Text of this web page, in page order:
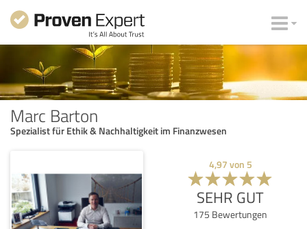
Marc Barton
Spezialist für Ethik & Nachhaltigkeit im Finanzwesen
4,97 von 5
SEHR GUT
175 Bewertungen